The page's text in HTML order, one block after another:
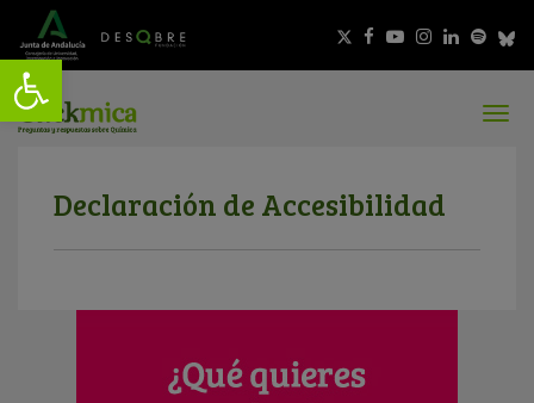
Declaración de Accesibilidad